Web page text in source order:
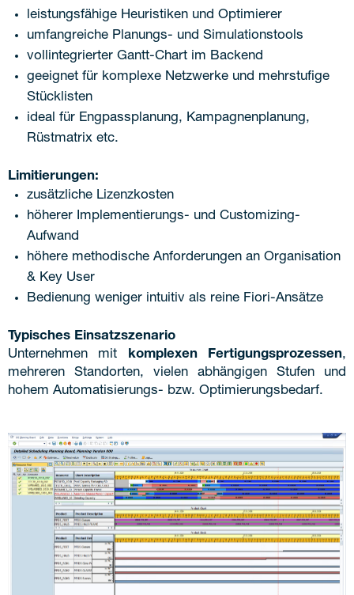
leistungsfähige Heuristiken und Optimierer
umfangreiche Planungs- und Simulationstools
vollintegrierter Gantt-Chart im Backend
geeignet für komplexe Netzwerke und mehrstufige
Stücklisten
ideal für Engpassplanung, Kampagnenplanung,
Rüstmatrix etc.
Limitierungen:
zusätzliche Lizenzkosten
höherer Implementierungs- und Customizing-
Aufwand
höhere methodische Anforderungen an Organisation
& Key User
Bedienung weniger intuitiv als reine Fiori-Ansätze
Typisches Einsatzszenario
Unternehmen mit komplexen Fertigungsprozessen,
mehreren Standorten, vielen abhängigen Stufen und
hohem Automatisierungs- bzw. Optimierungsbedarf.